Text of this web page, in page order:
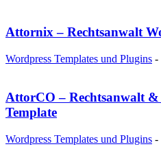
Attornix – Rechtsanwalt
Wordpress Templates und Plugins -
AttorCO – Rechtsanwalt
Template
Wordpress Templates und Plugins -